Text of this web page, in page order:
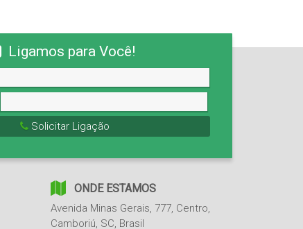
Ligamos para Você!
Solicitar Ligação
ONDE ESTAMOS
Avenida Minas Gerais, 777, Centro,
Camboriú, SC, Brasil